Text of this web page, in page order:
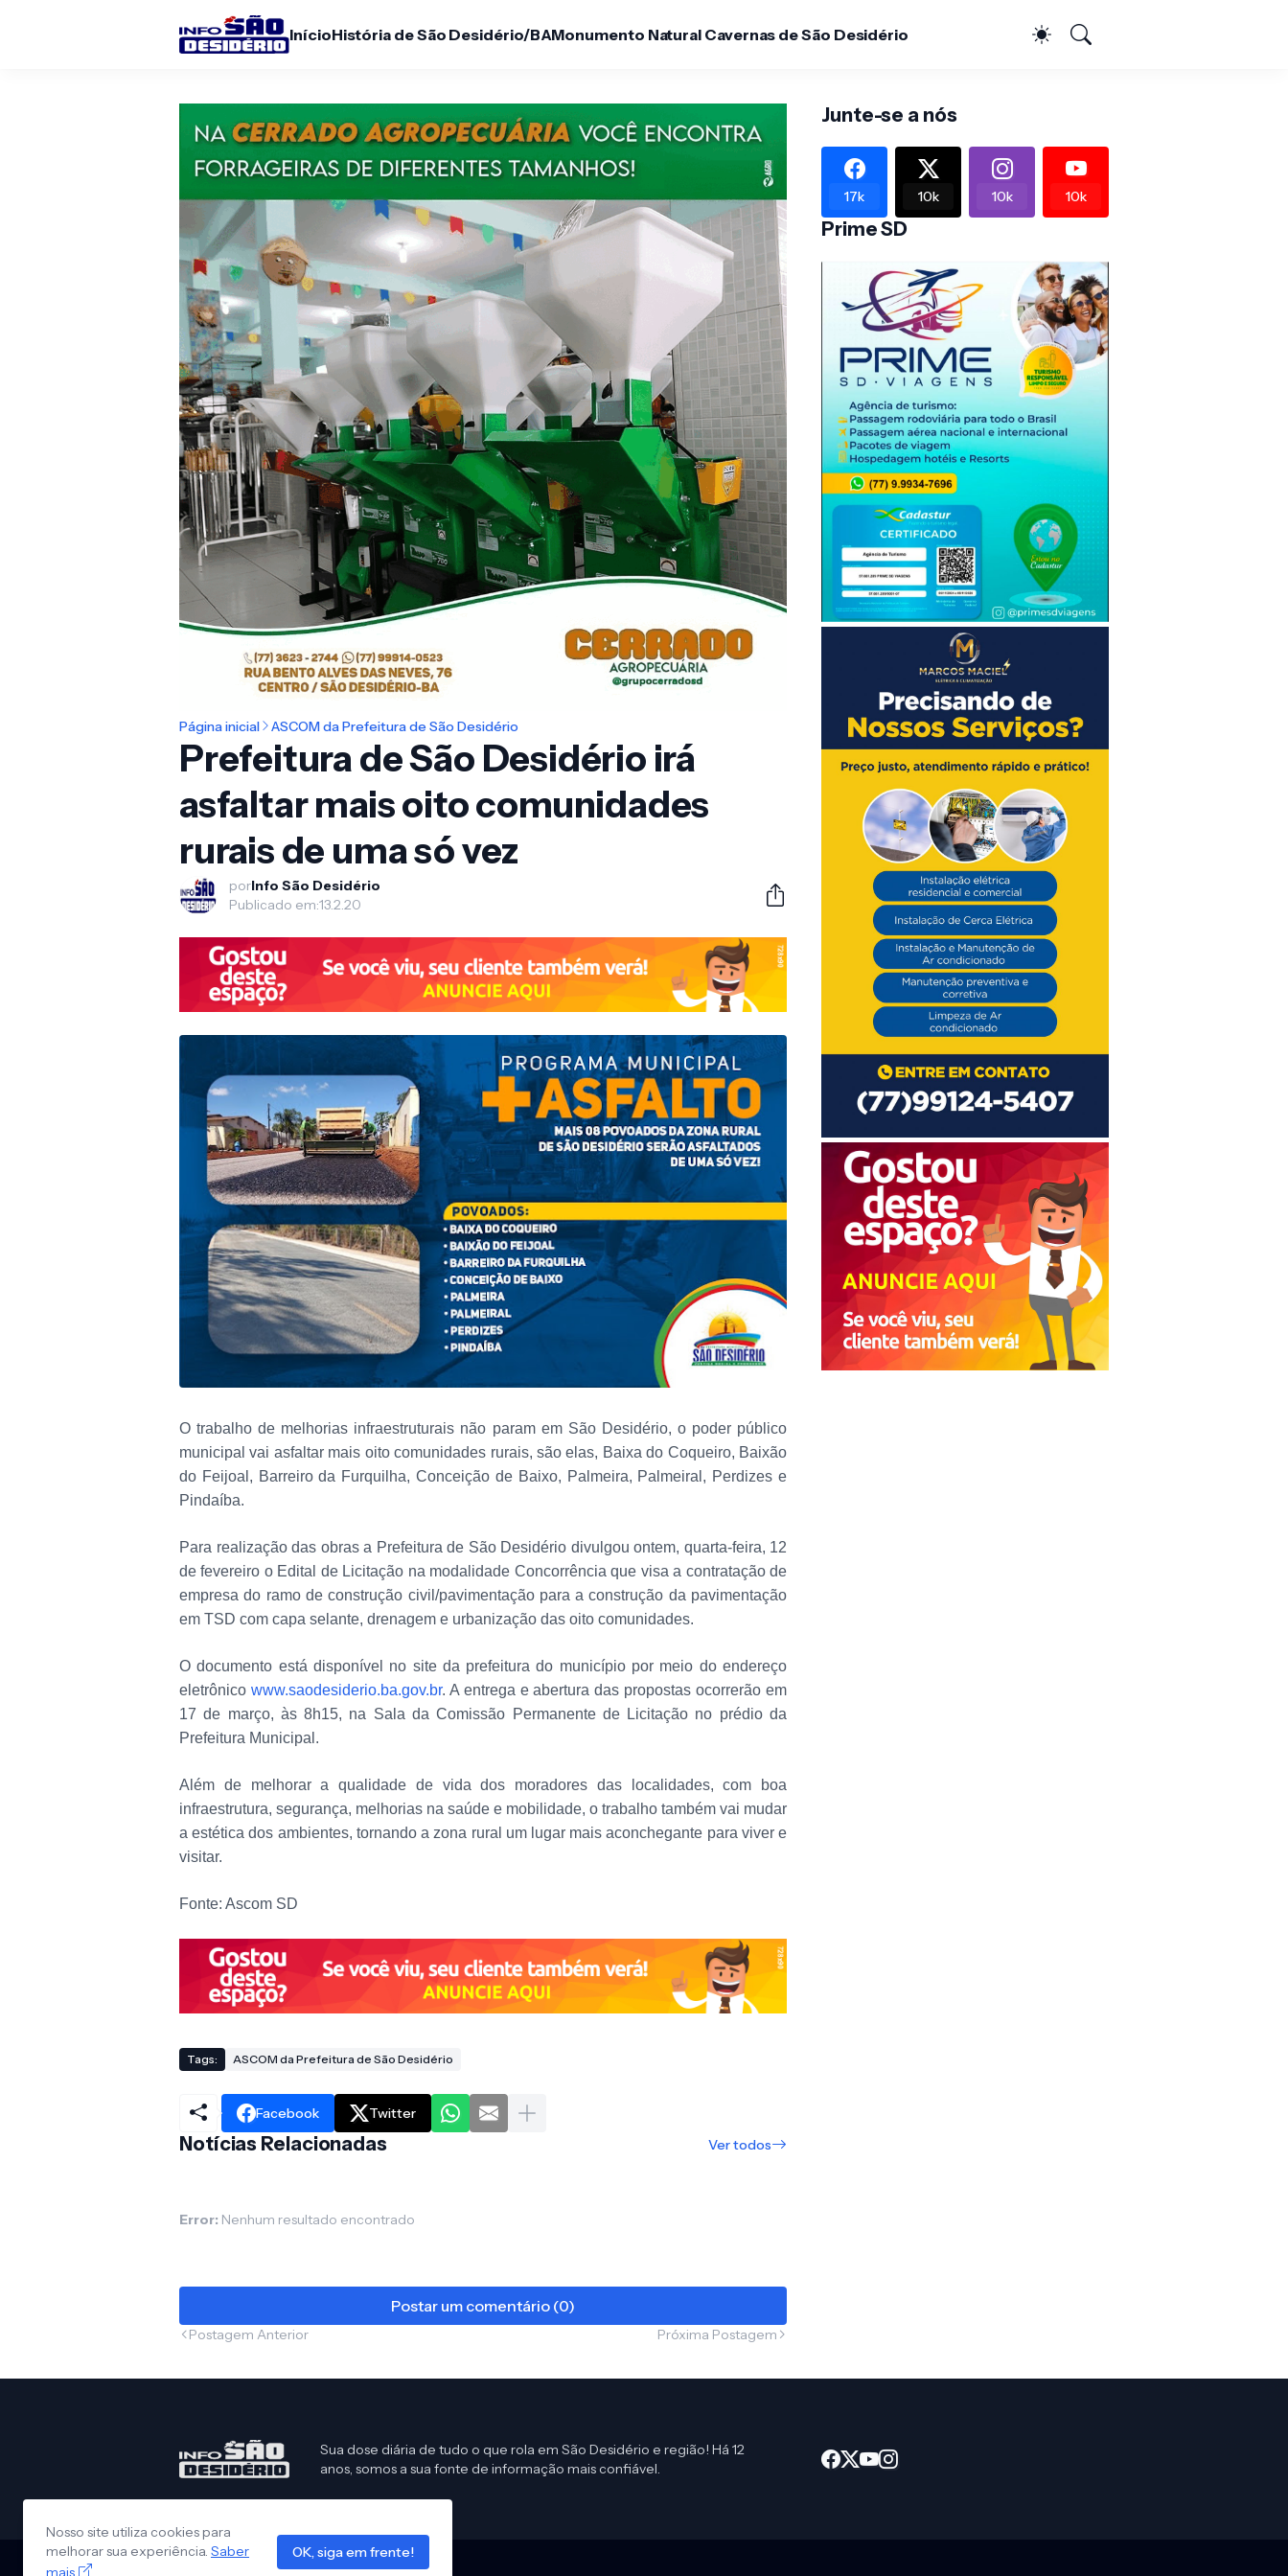
InícioHistória de São Desidério/BAMonumento Natural Cavernas de São Desidério
Página inicial ASCOM da Prefeitura de São Desidério
Prefeitura de São Desidério irá
asfaltar mais oito comunidades
rurais de uma só vez
porInfo São Desidério
Publicado em:13.2.20
O trabalho de melhorias infraestruturais não param em São Desidério, o poder público
municipal vai asfaltar mais oito comunidades rurais, são elas, Baixa do Coqueiro, Baixão
do Feijoal, Barreiro da Furquilha, Conceição de Baixo, Palmeira, Palmeiral, Perdizes e
Pindaíba.
Para realização das obras a Prefeitura de São Desidério divulgou ontem, quarta-feira, 12
de fevereiro o Edital de Licitação na modalidade Concorrência que visa a contratação de
empresa do ramo de construção civil/pavimentação para a construção da pavimentação
em TSD com capa selante, drenagem e urbanização das oito comunidades.
O documento está disponível no site da prefeitura do município por meio do endereço
eletrônico www.saodesiderio.ba.gov.br. A entrega e abertura das propostas ocorrerão em
17 de março, às 8h15, na Sala da Comissão Permanente de Licitação no prédio da
Prefeitura Municipal.
Além de melhorar a qualidade de vida dos moradores das localidades, com boa
infraestrutura, segurança, melhorias na saúde e mobilidade, o trabalho também vai mudar
a estética dos ambientes, tornando a zona rural um lugar mais aconchegante para viver e
visitar.
Fonte: Ascom SD
Tags: ASCOM da Prefeitura de São Desidério
Facebook Twitter
Notícias Relacionadas Ver todos
Error: Nenhum resultado encontrado
Postar um comentário (0)
Postagem Anterior Próxima Postagem
Junte-se a nós
17k 10k 10k 10k
Prime SD
Sua dose diária de tudo o que rola em São Desidério e região! Há 12
anos, somos a sua fonte de informação mais confiável.
Nosso site utiliza cookies para
melhorar sua experiência. Saber
mais
OK, siga em frente!